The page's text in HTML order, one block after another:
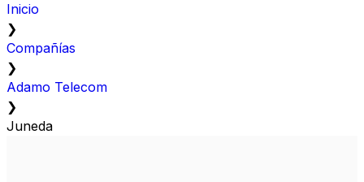
Inicio
❯
Compañías
❯
Adamo Telecom
❯
Juneda